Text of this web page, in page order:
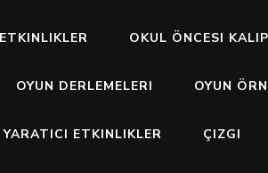
OKUL ÖNCESI
OYUN DERLEMELERI OYUN
YARATICI ETKINLIKLER ÇIZGI